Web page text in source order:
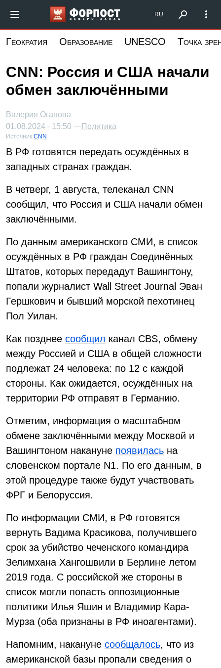
основному
Форпост Северо-Запад
RU
Геократия Образование UNESCO Точка
CNN: Россия и США начали
обмен заключёнными
Валерия Оганова
01.08.2024 - 15:50 —Политика
Источник:CNN
В РФ готовятся передать осуждённых в
западных странах граждан.
В четверг, 1 августа, телеканал CNN
сообщил, что Россия и США начали обмен
заключёнными.
По данным американского СМИ, в список
осуждённых в РФ граждан Соединённых
Штатов, которых передадут Вашингтону,
попали журналист Wall Street Journal Эван
Гершкович и бывший морской пехотинец
Пол Уилан.
Как позднее сообщил канал CBS, обмену
между Россией и США в общей сложности
подлежат 24 человека: по 12 с каждой
стороны. Как ожидается, осуждённых на
территории РФ отправят в Германию.
Отметим, информация о масштабном
обмене заключёнными между Москвой и
Вашингтоном накануне появилась на
словенском портале N1. По его данным, в
этой процедуре также будут участвовать
ФРГ и Белоруссия.
По информации СМИ, в РФ готовятся
вернуть Вадима Красикова, получившего
срок за убийство чеченского командира
Зелимхана Хангошвили в Берлине летом
2019 года. С российской же стороны в
список могли попасть оппозиционные
политики Илья Яшин и Владимир Кара-
Мурза (оба признаны в РФ иноагентами).
Напомним, накануне сообщалось, что из
американской базы пропали сведения о